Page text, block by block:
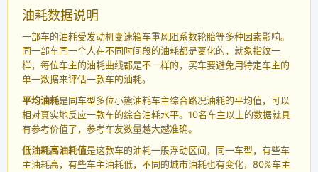
油耗数据说明
一部车的油耗受发动机变速箱车重风阻系数轮胎等多种因素影响。
同一部车同一个人在不同时间段的油耗都是变化的，就象指纹一
样，每位车主的油耗曲线都是不一样的，买车要避免用特定车主的
单一数据来评估一款车的油耗。
平均油耗是同车型多位小熊油耗车主综合路况油耗的平均值，可以
相对真实地反应一款车的综合油耗水平。10名车主以上的数据就具
有参考价值了，参考车友数量越大越准确。
低油耗高油耗值是这款车的油耗一般浮动区间，同一车型，有些车
主油耗高，有些车主油耗低，不同的城市油耗也有变化，80%车主